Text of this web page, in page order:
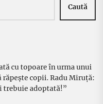
Caută
cu topoare în urma unui
răpește copii. Radu Miruță:
trebuie adoptată!”